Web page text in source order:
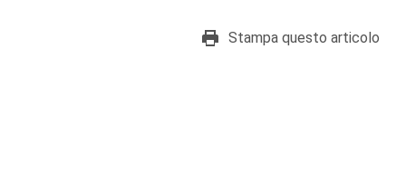
Stampa questo articolo